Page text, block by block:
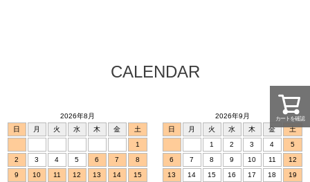
カートを確認
CALENDAR
2026年8月
日
月 火 水 木 金
土
1
2
3 4 5 6 7
8
9
10 11 12 13 14
15
2026年9月
日
月 火 水 木 金
土
1
2 3 4
5
6
7 8 9 10 11
12
13
14 15 16 17 18
19